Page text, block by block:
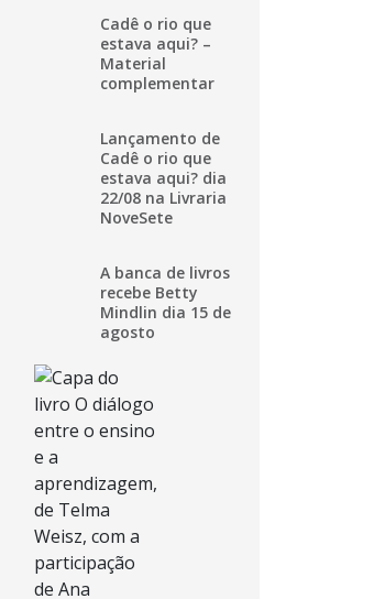
Cadê o rio que
estava aqui? –
Material
complementar
Lançamento de
Cadê o rio que
estava aqui? dia
22/08 na Livraria
NoveSete
A banca de livros
recebe Betty
Mindlin dia 15 de
agosto